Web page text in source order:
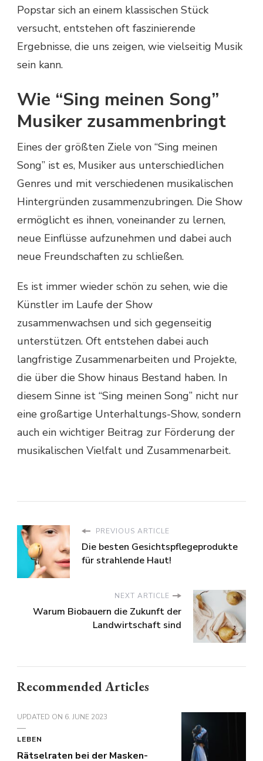
Popstar sich an einem klassischen Stück
versucht, entstehen oft faszinierende
Ergebnisse, die uns zeigen, wie vielseitig Musik
sein kann.
Wie “Sing meinen Song”
Musiker zusammenbringt
Eines der größten Ziele von “Sing meinen
Song” ist es, Musiker aus unterschiedlichen
Genres und mit verschiedenen musikalischen
Hintergründen zusammenzubringen. Die Show
ermöglicht es ihnen, voneinander zu lernen,
neue Einflüsse aufzunehmen und dabei auch
neue Freundschaften zu schließen.
Es ist immer wieder schön zu sehen, wie die
Künstler im Laufe der Show
zusammenwachsen und sich gegenseitig
unterstützen. Oft entstehen dabei auch
langfristige Zusammenarbeiten und Projekte,
die über die Show hinaus Bestand haben. In
diesem Sinne ist “Sing meinen Song” nicht nur
eine großartige Unterhaltungs-Show, sondern
auch ein wichtiger Beitrag zur Förderung der
musikalischen Vielfalt und Zusammenarbeit.
PREVIOUS ARTICLE
Die besten Gesichtspflegeprodukte
für strahlende Haut!
NEXT ARTICLE
Warum Biobauern die Zukunft der
Landwirtschaft sind
Recommended Articles
UPDATED ON 6. JUNE 2023
LEBEN
Rätselraten bei der Masken-